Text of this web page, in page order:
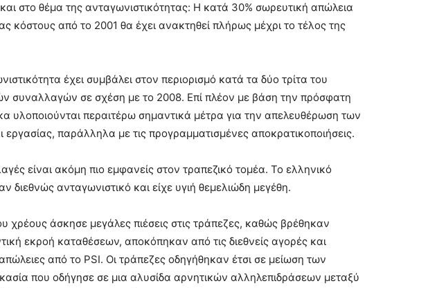
στο θέμα της ανταγωνιστικότητας: Η κατά 30% σωρευτική απώλεια
κόστους από το 2001 θα έχει ανακτηθεί πλήρως μέχρι το τέλος της
έχει συμβάλει στον περιορισμό κατά τα δύο τρίτα του
συναλλαγών σε σχέση με το 2008. Επί πλέον με βάση την πρόσφατη
υλοποιούνται περαιτέρω σημαντικά μέτρα για την απελευθέρωση των
παράλληλα με τις προγραμματισμένες αποκρατικοποιήσεις.
είναι ακόμη πιο εμφανείς στον τραπεζικό τομέα. Το ελληνικό
διεθνώς ανταγωνιστικό και είχε υγιή θεμελιώδη μεγέθη.
χρέους άσκησε μεγάλες πιέσεις στις τράπεζες, καθώς βρέθηκαν
εκροή καταθέσεων, αποκόπηκαν από τις διεθνείς αγορές και
από το PSI. Οι τράπεζες οδηγήθηκαν έτσι σε μείωση των
που οδήγησε σε μια αλυσίδα αρνητικών αλληλεπιδράσεων μεταξύ